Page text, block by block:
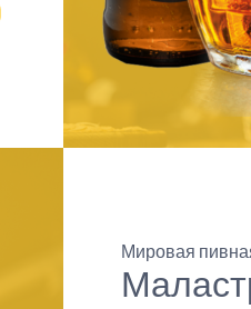
Мировая